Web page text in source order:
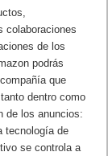
colaboraciones
de los
podrás
que
dentro como
de los anuncios:
tecnología de
se controla a